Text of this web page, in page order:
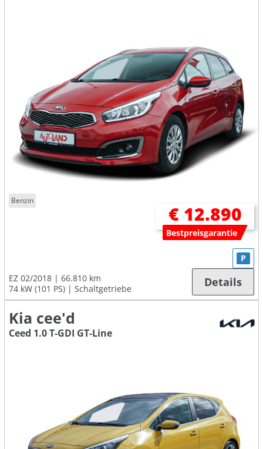
Benzin
€ 12.890
Bestpreisgarantie
EZ 02/2018
66.810 km
74 kW (101 PS)
Schaltgetriebe
P
Details
Kia cee'd
Ceed 1.0 T-GDI GT-Line